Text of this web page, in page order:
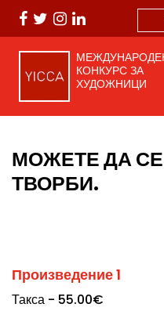
КОНКУРС ЗА
ХУДОЖНИЦИ
МОЖЕТЕ ДА
ТВОРБИ.
Произведение 1
Такса - 55.00€